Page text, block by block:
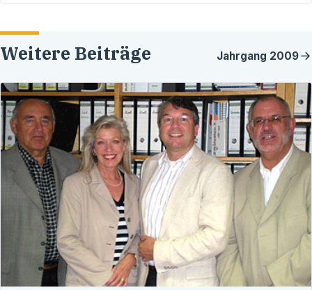
Weitere Beiträge Jahrgang 2009